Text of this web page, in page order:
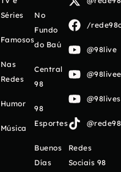
Séries
Famosos
Nas
Redes
Humor
Música
No
Fundo
do Baú
Central
98
98
Esportes
Buenos
Días
/
@98live
Redes
Sociais 98